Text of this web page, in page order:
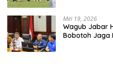
Mei 19, 2026
Wagub Jabar
Bobotoh Jaga